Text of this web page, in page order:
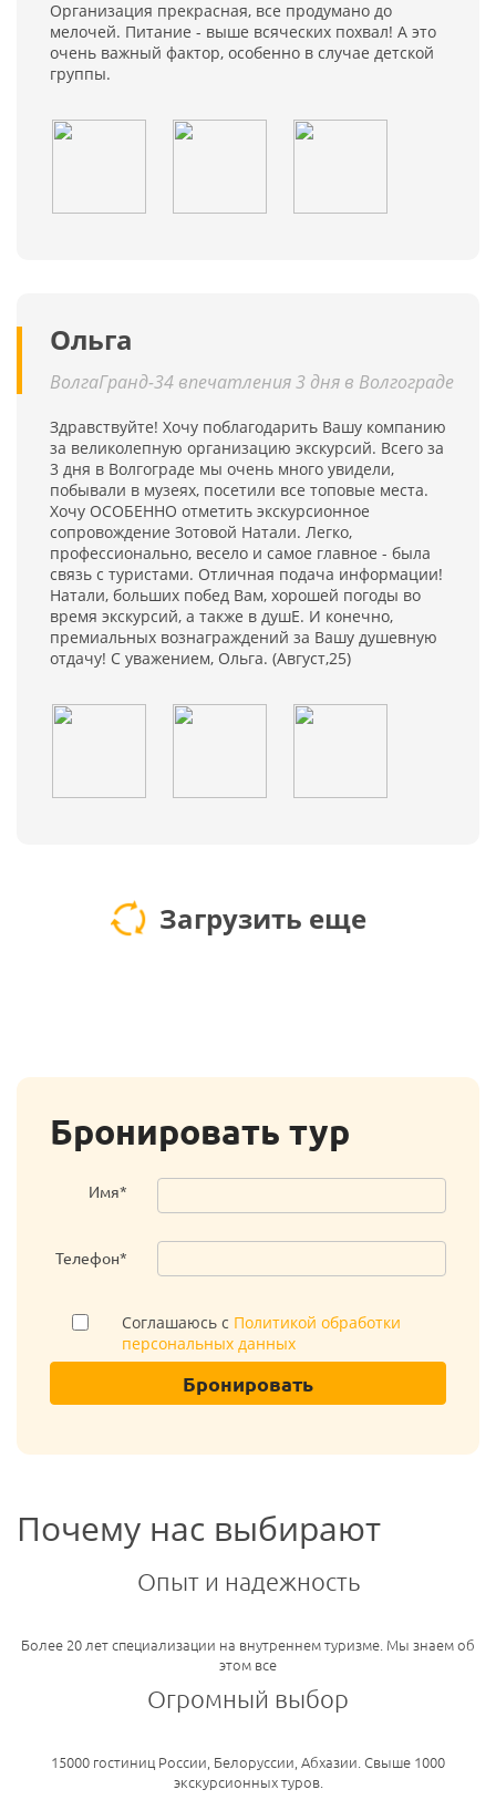
Организация прекрасная, все продумано до
мелочей. Питание - выше всяческих похвал! А это
очень важный фактор, особенно в случае детской
группы.
Ольга
ВолгаГранд-34 впечатления 3 дня в Волгограде
Здравствуйте! Хочу поблагодарить Вашу компанию
за великолепную организацию экскурсий. Всего за
3 дня в Волгограде мы очень много увидели,
побывали в музеях, посетили все топовые места.
Хочу ОСОБЕННО отметить экскурсионное
сопровождение Зотовой Натали. Легко,
профессионально, весело и самое главное - была
связь с туристами. Отличная подача информации!
Натали, больших побед Вам, хорошей погоды во
время экскурсий, а также в душЕ. И конечно,
премиальных вознаграждений за Вашу душевную
отдачу! С уважением, Ольга. (Август,25)
Загрузить еще
Бронировать тур
Имя*
Телефон*
Соглашаюсь с Политикой обработки
персональных данных
Бронировать
Почему нас выбирают
Опыт и надежность
Более 20 лет специализации на внутреннем туризме. Мы знаем об
этом все
Огромный выбор
15000 гостиниц России, Белоруссии, Абхазии. Свыше 1000
экскурсионных туров.